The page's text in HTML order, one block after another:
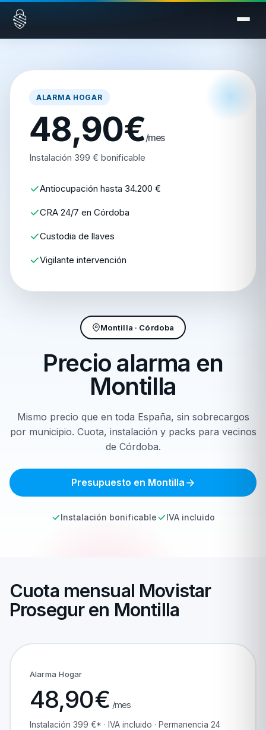
Saltar al contenido
Montilla · Córdoba
Precio alarma en
Montilla
Mismo precio que en toda España, sin sobrecargos
por municipio. Cuota, instalación y packs para vecinos
de Córdoba.
Presupuesto en Montilla
Instalación bonificable IVA incluido
ALARMA HOGAR
48,90€/mes
Instalación 399 € bonificable
Antiocupación hasta 34.200 €
CRA 24/7 en Córdoba
Custodia de llaves
Vigilante intervención
Cuota mensual Movistar
Prosegur en Montilla
Alarma Hogar
48,90€ /mes
Instalación 399 €* · IVA incluido · Permanencia 24